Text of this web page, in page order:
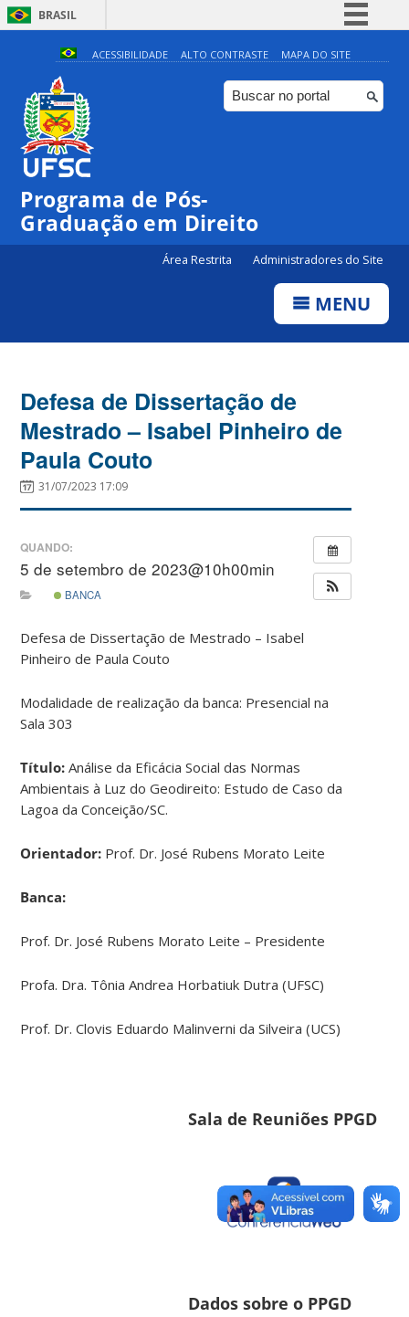
BRASIL
Simplifique!
Comunica BR
Participe
ACESSIBILIDADE ALTO CONTRASTE MAPA DO SITE
Programa de Pós-
Graduação em Direito
Área Restrita Administradores do Site
MENU
Defesa de Dissertação de
Mestrado – Isabel Pinheiro de
Paula Couto
31/07/2023 17:09
QUANDO:
5 de setembro de 2023@10h00min
BANCA
Defesa de Dissertação de Mestrado – Isabel
Pinheiro de Paula Couto
Modalidade de realização da banca: Presencial na
Sala 303
Título:Análise da Eficácia Social das Normas
Ambientais à Luz do Geodireito: Estudo de Caso da
Lagoa da Conceição/SC.
Orientador: Prof. Dr. José Rubens Morato Leite
Banca:
Prof. Dr. José Rubens Morato Leite – Presidente
Profa. Dra. Tônia Andrea Horbatiuk Dutra (UFSC)
Prof. Dr. Clovis Eduardo Malinverni da Silveira (UCS)
Sala de Reuniões PPGD
Dados sobre o PPGD